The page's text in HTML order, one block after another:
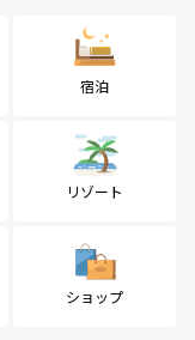
宿泊
リゾート
ショップ